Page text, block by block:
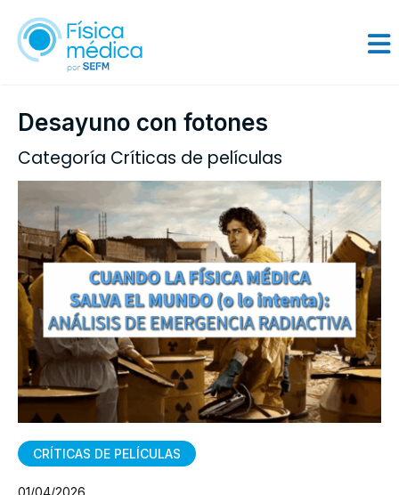
Desayuno con fotones
Categoría Críticas de películas
CRÍTICAS DE PELÍCULAS
01/04/2026